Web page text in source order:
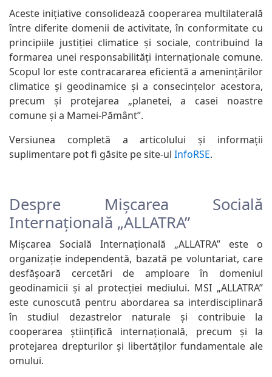
Aceste inițiative consolidează cooperarea multilaterală
între diferite domenii de activitate, în conformitate cu
principiile justiției climatice și sociale, contribuind la
formarea unei responsabilități internaționale comune.
Scopul lor este contracararea eficientă a amenințărilor
climatice și geodinamice și a consecințelor acestora,
precum și protejarea „planetei, a casei noastre
comune și a Mamei-Pământ”.
Versiunea completă a articolului și informații
suplimentare pot fi găsite pe site-ul InfoRSE.
Despre Mișcarea Socială
Internațională „ALLATRA”
Mișcarea Socială Internațională „ALLATRA” este o
organizație independentă, bazată pe voluntariat, care
desfășoară cercetări de amploare în domeniul
geodinamicii și al protecției mediului. MSI „ALLATRA”
este cunoscută pentru abordarea sa interdisciplinară
în studiul dezastrelor naturale și contribuie la
cooperarea științifică internațională, precum și la
protejarea drepturilor și libertăților fundamentale ale
omului.